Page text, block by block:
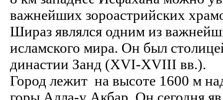
важнейших зороастрийских
Шираз являлся одним из
исламского мира. Он был
династии Занд (XVI-XVIII вв.).
Город лежит на высоте 1600 м